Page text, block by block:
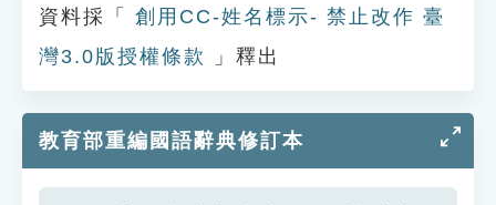
資料採「
創用CC-姓名標示- 禁止改作 臺
灣3.0版授權條款
」釋出
教育部重編國語辭典修訂本